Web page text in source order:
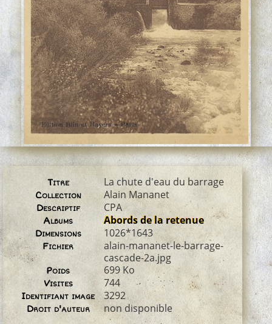
Titre La chute d'eau du barrage
Collection Alain Mananet
Descriptif CPA
Albums Abords de la retenue
Dimensions 1026*1643
Fichier
alain-mananet-le-barrage-
cascade-2a.jpg
Poids 699 Ko
Visites 744
Identifiant image 3292
Droit d'auteur non disponible